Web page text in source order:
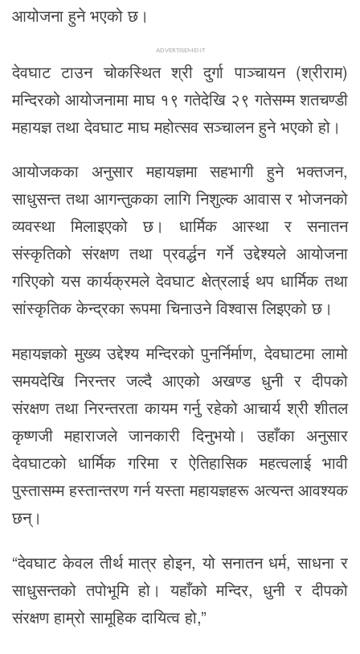
आयोजना हुने भएको छ।
ADVERTISEMENT
देवघाट टाउन चोकस्थित श्री दुर्गा पाञ्चायन (श्रीराम)
मन्दिरको आयोजनामा माघ १९ गतेदेखि २९ गतेसम्म शतचण्डी
महायज्ञ तथा देवघाट माघ महोत्सव सञ्चालन हुने भएको हो।
आयोजकका अनुसार महायज्ञमा सहभागी हुने भक्तजन,
साधुसन्त तथा आगन्तुकका लागि निशुल्क आवास र भोजनको
व्यवस्था मिलाइएको छ। धार्मिक आस्था र सनातन
संस्कृतिको संरक्षण तथा प्रवर्द्धन गर्ने उद्देश्यले आयोजना
गरिएको यस कार्यक्रमले देवघाट क्षेत्रलाई थप धार्मिक तथा
सांस्कृतिक केन्द्रका रूपमा चिनाउने विश्वास लिइएको छ।
महायज्ञको मुख्य उद्देश्य मन्दिरको पुनर्निर्माण, देवघाटमा लामो
समयदेखि निरन्तर जल्दै आएको अखण्ड धुनी र दीपको
संरक्षण तथा निरन्तरता कायम गर्नु रहेको आचार्य श्री शीतल
कृष्णजी महाराजले जानकारी दिनुभयो। उहाँका अनुसार
देवघाटको धार्मिक गरिमा र ऐतिहासिक महत्वलाई भावी
पुस्तासम्म हस्तान्तरण गर्न यस्ता महायज्ञहरू अत्यन्त आवश्यक
छन्।
“देवघाट केवल तीर्थ मात्र होइन, यो सनातन धर्म, साधना र
साधुसन्तको तपोभूमि हो। यहाँको मन्दिर, धुनी र दीपको
संरक्षण हाम्रो सामूहिक दायित्व हो,”